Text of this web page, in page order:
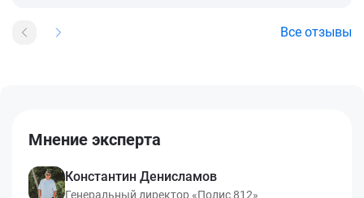
Все отзывы
Мнение эксперта
Константин Денисламов
Генеральный директор «Полис 812»